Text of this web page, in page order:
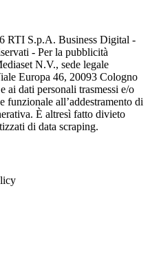
RTI S.p.A. Business Digital -
- Per la pubblicità
N.V., sede legale
Europa 46, 20093 Cologno
ai dati personali trasmessi e/o
all’addestramento di
È altresì fatto divieto
di data scraping.